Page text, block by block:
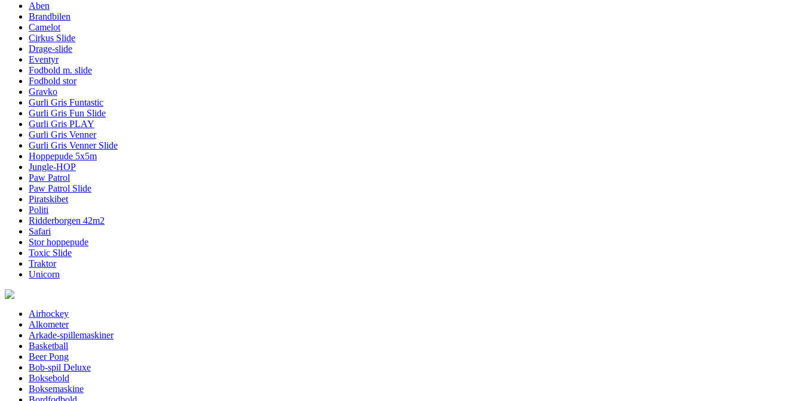
Aben
Brandbilen
Camelot
Cirkus Slide
Drage-slide
Eventyr
Fodbold m. slide
Fodbold stor
Gravko
Gurli Gris Funtastic
Gurli Gris Fun Slide
Gurli Gris PLAY
Gurli Gris Venner
Gurli Gris Venner Slide
Hoppepude 5x5m
Jungle-HOP
Paw Patrol
Paw Patrol Slide
Piratskibet
Politi
Ridderborgen 42m2
Safari
Stor hoppepude
Toxic Slide
Traktor
Unicorn
Airhockey
Alkometer
Arkade-spillemaskiner
Basketball
Beer Pong
Bob-spil Deluxe
Boksebold
Boksemaskine